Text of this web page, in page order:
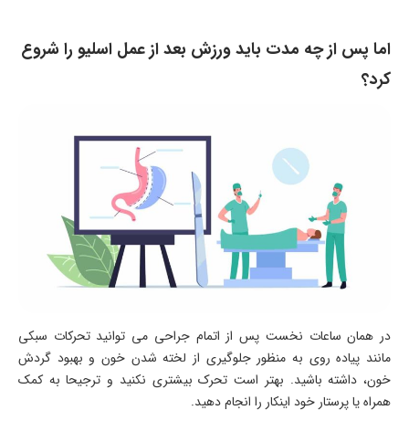
اما پس از چه مدت باید ورزش بعد از عمل اسلیو را شروع
کرد؟
در همان ساعات نخست پس از اتمام جراحی می توانید تحرکات سبکی
مانند پیاده روی به منظور جلوگیری از لخته شدن خون و بهبود گردش
خون، داشته باشید. بهتر است تحرک بیشتری نکنید و ترجیحا به کمک
همراه یا پرستار خود اینکار را انجام دهید.